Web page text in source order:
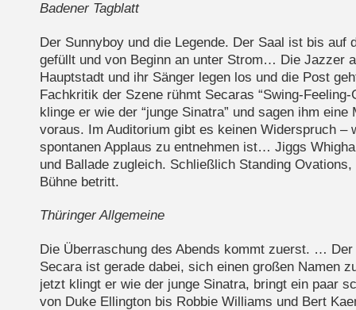
Badener Tagblatt
Der Sunnyboy und die Legende. Der Saal ist bis auf
gefüllt und von Beginn an unter Strom… Die Jazzer
Hauptstadt und ihr Sänger legen los und die Post
Fachkritik der Szene rühmt Secaras “Swing-
klinge er wie der “junge Sinatra” und sagen ihm eine
voraus. Im Auditorium gibt es keinen Widerspruch –
spontanen Applaus zu entnehmen ist… Jiggs
und Ballade zugleich. Schließlich Standing
Bühne betritt.
Thüringer Allgemeine
Die Überraschung des Abends kommt zuerst. …
Secara ist gerade dabei, sich einen großen Namen
jetzt klingt er wie der junge Sinatra, bringt ein paar
von Duke Ellington bis Robbie Williams und Bert